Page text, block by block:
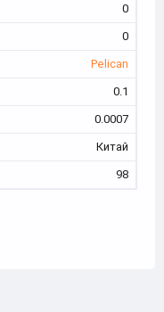
0
0
Pelican
0.1
0.0007
Китай
98